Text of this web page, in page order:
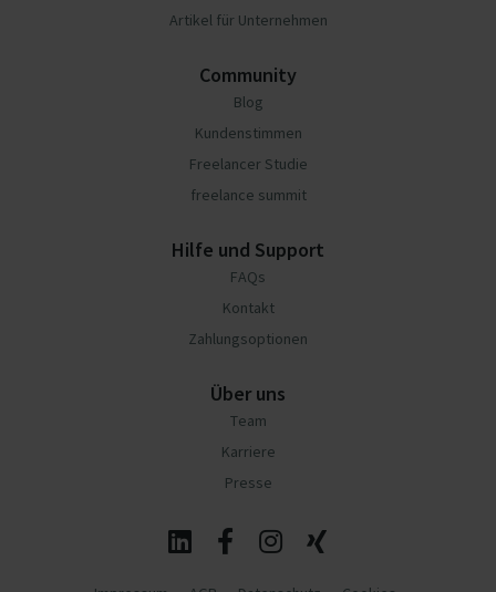
Artikel für Unternehmen
Community
Blog
Kundenstimmen
Freelancer Studie
freelance summit
Hilfe und Support
FAQs
Kontakt
Zahlungsoptionen
Über uns
Team
Karriere
Presse